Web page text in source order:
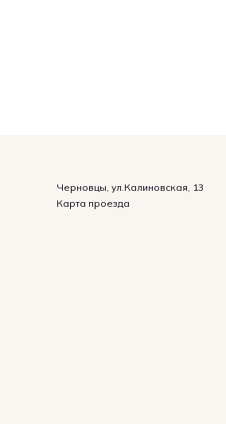
Черновцы, ул.Калиновская, 13
Карта проезда